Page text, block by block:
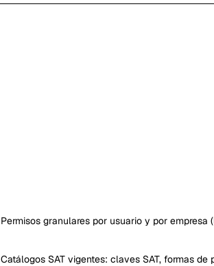
Permisos granulares por usuario y por
Catálogos SAT vigentes: claves SAT, formas de